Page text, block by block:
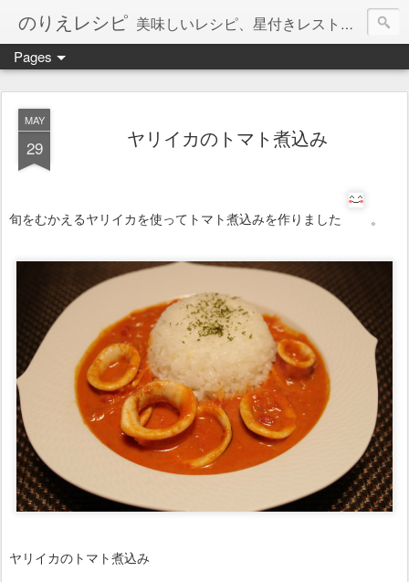
のりえレシピ 美味しいレシピ、星付きレストラン、絶品お取り寄せを紹介しています。
Pages
MAY
29 ヤリイカのトマト煮込み
旬をむかえるヤリイカを使ってトマト煮込みを作りました 。
ヤリイカのトマト煮込み